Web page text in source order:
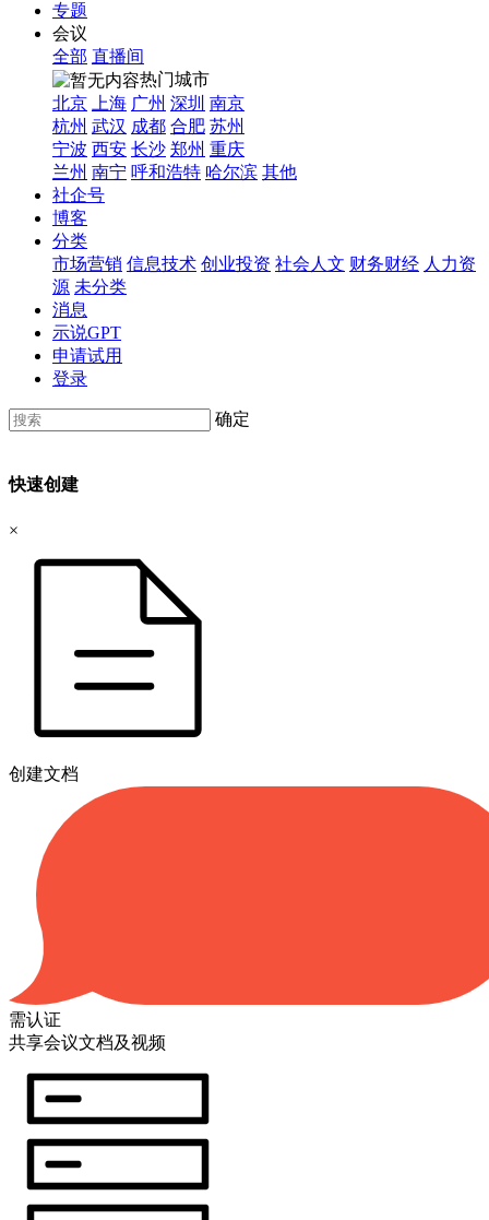
专题
会议
全部 直播间
热门城市
北京
上海 广州 深圳 南京
杭州 武汉 成都 合肥 苏州
宁波 西安 长沙 郑州 重庆
兰州 南宁 呼和浩特 哈尔滨 其他
社企号
博客
分类
市场营销 信息技术 创业投资 社会人文 财务财经 人力资
源 未分类
消息
示说GPT
申请试用
登录
确定
快速创建
×
创建文档
需认证
共享会议文档及视频